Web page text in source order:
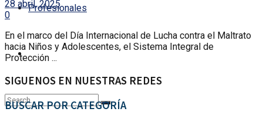
Profesionales
28 abril, 2025
0
En el marco del Día Internacional de Lucha contra el Maltrato
hacia Niños y Adolescentes, el Sistema Integral de
Protección ...
SIGUENOS EN NUESTRAS REDES
BUSCAR POR CATEGORÍA